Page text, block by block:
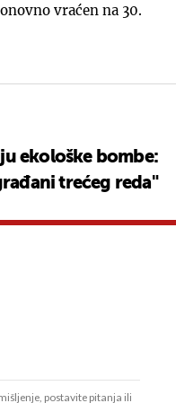
vraćen na 30.
ekološke bombe:
trećeg reda"
postavite pitanja ili